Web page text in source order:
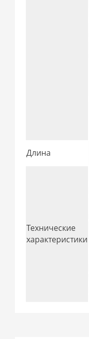
Длина
Технические
характеристики